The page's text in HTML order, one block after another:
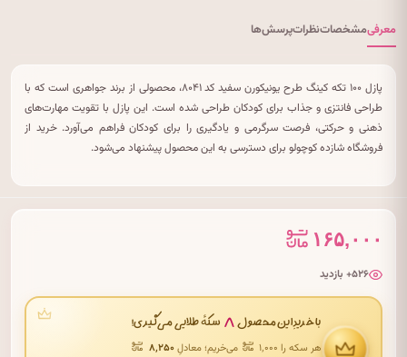
معرفیمشخصاتنظراتپرسش‌ها
پازل ۱۰۰ تکه کینگ طرح یونیکورن سفید کد ۸۰۴۱، محصولی از برند جواهری است که با
طراحی فانتزی و جذاب برای کودکان طراحی شده است. این پازل با تقویت مهارت‌های
ذهنی و حرکتی، فرصت سرگرمی و یادگیری را برای کودکان فراهم می‌آورد. خرید از
فروشگاه شازده کوچولو برای دسترسی به این محصول پیشنهاد می‌شود.
۱۶۵,۰۰۰
۵۲۶+ بازدید
با خریدِ این محصول ۸ سکهٔ طلایی می‌گیری!
هر سکه را ۱٬۰۰۰ می‌خریم؛ معادلِ۸٬۲۵۰